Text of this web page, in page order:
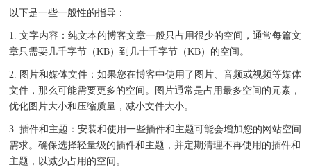
以下是一些一般性的指导：
1. 文字内容：纯文本的博客文章一般只占用很少的空间，通常每篇文
章只需要几千字节（KB）到几十千字节（KB）的空间。
2. 图片和媒体文件：如果您在博客中使用了图片、音频或视频等媒体
文件，那么可能需要更多的空间。图片通常是占用最多空间的元素，
优化图片大小和压缩质量，减小文件大小。
3. 插件和主题：安装和使用一些插件和主题可能会增加您的网站空间
需求。确保选择轻量级的插件和主题，并定期清理不再使用的插件和
主题，以减少占用的空间。